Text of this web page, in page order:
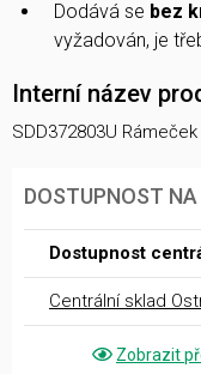
Dodává se bez
vyžadován, je
Interní název
SDD372803U
DOSTUPNOST
Dostupnost
Centrální sklad
Zobrazit